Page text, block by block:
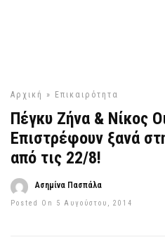
Αρχική » Επικαιρότητα
Πέγκυ Ζήνα & Νίκος
Επιστρέφουν ξανά
από τις 22/8!
Ασημίνα Πασπάλα
Posted On 5 Αυγούστου, 2014